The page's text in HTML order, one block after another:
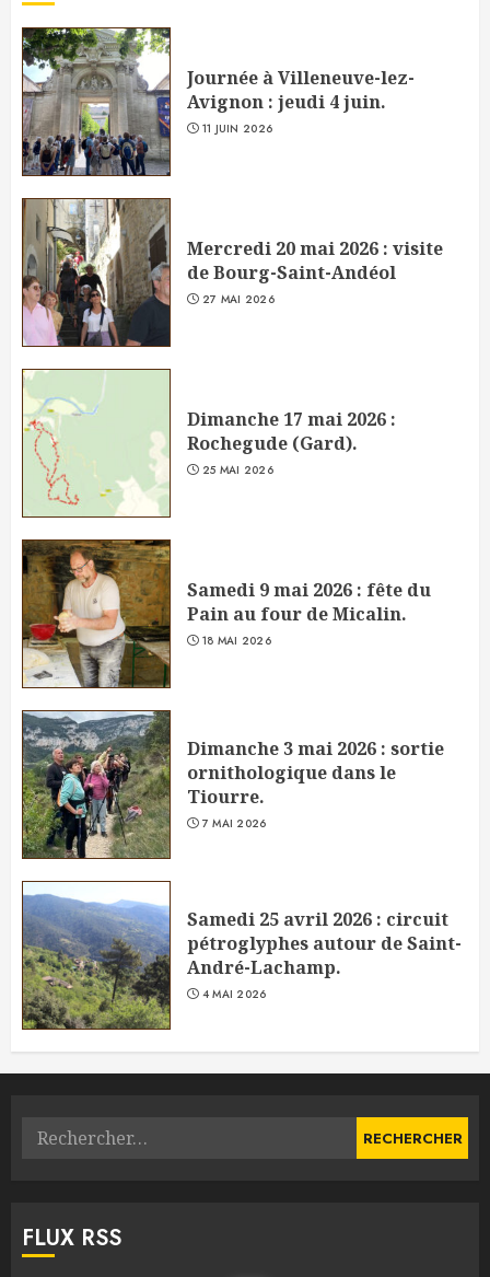
Journée à Villeneuve-lez-
Avignon : jeudi 4 juin.
11 JUIN 2026
Mercredi 20 mai 2026 : visite
de Bourg-Saint-Andéol
27 MAI 2026
Dimanche 17 mai 2026 :
Rochegude (Gard).
25 MAI 2026
Samedi 9 mai 2026 : fête du
Pain au four de Micalin.
18 MAI 2026
Dimanche 3 mai 2026 : sortie
ornithologique dans le
Tiourre.
7 MAI 2026
Samedi 25 avril 2026 : circuit
pétroglyphes autour de Saint-
André-Lachamp.
4 MAI 2026
Rechercher :
FLUX RSS